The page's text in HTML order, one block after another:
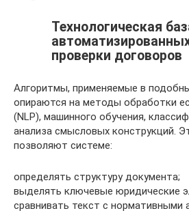
Технологическая
проверки договоров
Алгоритмы, применяемые в
опираются на методы обработки
(NLP), машинного обучения,
анализа смысловых конструкций.
позволяют системе:
определять структуру документа;
выделять ключевые юридические
сравнивать текст с нормативными